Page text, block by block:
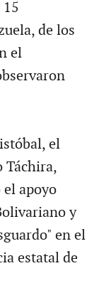
de los
el
el
Táchira,
apoyo
y
en el
estatal de